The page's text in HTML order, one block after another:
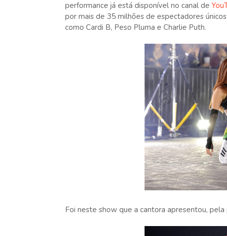
performance já está disponível no canal de
por mais de 35 milhões de espectadores
como Cardi B, Peso Pluma e Charlie Puth.
Foi neste show que a cantora apresentou, pela